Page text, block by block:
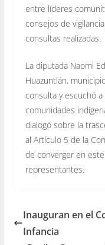
entre líderes
consejos de
consultas realizadas.
La diputada Naomi
Huazuntlán,
consulta y escuchó
comunidades
dialogó sobre la
al Artículo 5 de la
de converger en
representantes.
Inauguran en el
Infancia